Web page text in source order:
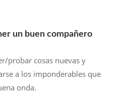
un buen compañero
probar cosas nuevas y
a los imponderables que
onda.